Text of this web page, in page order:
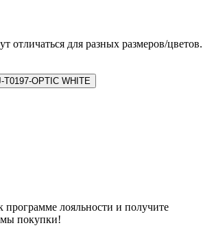
отличаться для разных размеров/цветов.
T0197-OPTIC WHITE
программе лояльности и получите
покупки!